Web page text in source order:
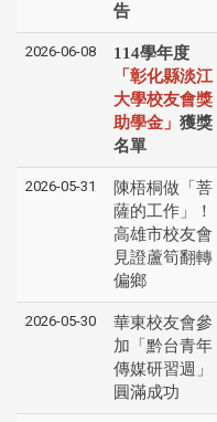
告
2026-06-08
114學年度
「彰化縣淡江
大學校友會獎
助學金」 獲獎
名單
2026-05-31
陳梧桐做「菩
薩的工作」！
高雄市校友會
見證蘆筍翻轉
偏鄉
2026-05-30
華東校友會參
加「黔台青年
傳媒研習週」
圓滿成功